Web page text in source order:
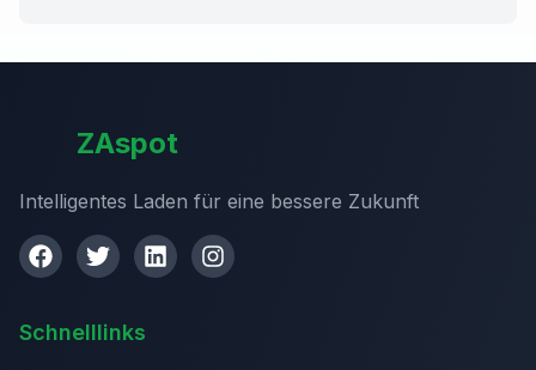
ZAspot
Intelligentes Laden für eine bessere Zukunft
Schnelllinks